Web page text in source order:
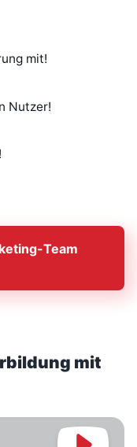
mit!
Nutzer!
Team
mit